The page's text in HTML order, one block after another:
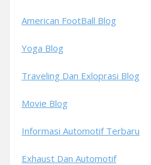
American FootBall Blog
Yoga Blog
Traveling Dan Exloprasi Blog
Movie Blog
Informasi Automotif Terbaru
Exhaust Dan Automotif